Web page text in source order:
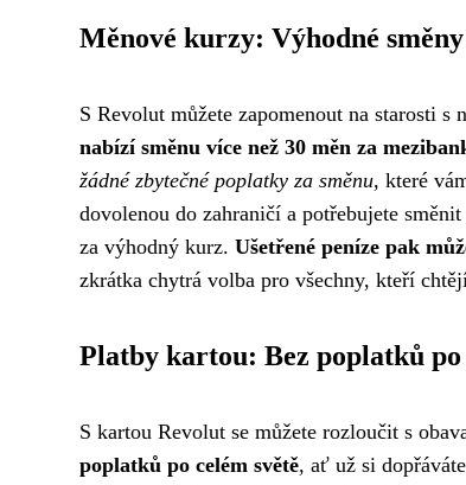
Měnové kurzy: Výhodné
S Revolut můžete zapomenout na starosti
nabízí směnu více než 30 měn za
žádné zbytečné poplatky za směnu, které
dovolenou do zahraničí a potřebujete
za výhodný kurz. Ušetřené peníze pak
zkrátka chytrá volba pro všechny, kteří
Platby kartou: Bez poplatků po
S kartou Revolut se můžete rozloučit s
poplatků po celém světě, ať už si